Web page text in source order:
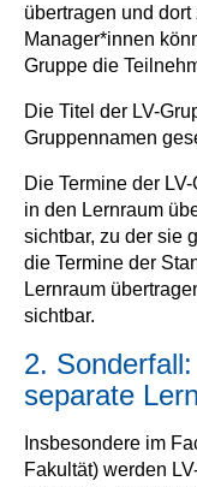
übertragen und
Manager*innen
Gruppe die
Die Titel der LV-
Gruppennamen
Die Termine der
in den Lernraum
sichtbar, zu der sie
die Termine der
Lernraum
sichtbar.
2.
separate
Insbesondere im
Fakultät) werden